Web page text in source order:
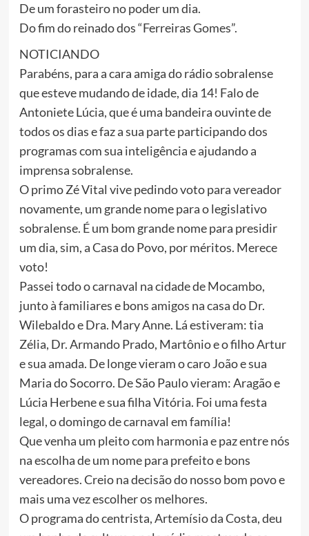
De um forasteiro no poder um dia.
Do fim do reinado dos “Ferreiras Gomes”.
NOTICIANDO
Parabéns, para a cara amiga do rádio sobralense
que esteve mudando de idade, dia 14! Falo de
Antoniete Lúcia, que é uma bandeira ouvinte de
todos os dias e faz a sua parte participando dos
programas com sua inteligência e ajudando a
imprensa sobralense.
O primo Zé Vital vive pedindo voto para vereador
novamente, um grande nome para o legislativo
sobralense. É um bom grande nome para presidir
um dia, sim, a Casa do Povo, por méritos. Merece
voto!
Passei todo o carnaval na cidade de Mocambo,
junto à familiares e bons amigos na casa do Dr.
Wilebaldo e Dra. Mary Anne. Lá estiveram: tia
Zélia, Dr. Armando Prado, Martônio e o filho Artur
e sua amada. De longe vieram o caro João e sua
Maria do Socorro. De São Paulo vieram: Aragão e
Lúcia Herbene e sua filha Vitória. Foi uma festa
legal, o domingo de carnaval em família!
Que venha um pleito com harmonia e paz entre nós
na escolha de um nome para prefeito e bons
vereadores. Creio na decisão do nosso bom povo e
mais uma vez escolher os melhores.
O programa do centrista, Artemísio da Costa, deu